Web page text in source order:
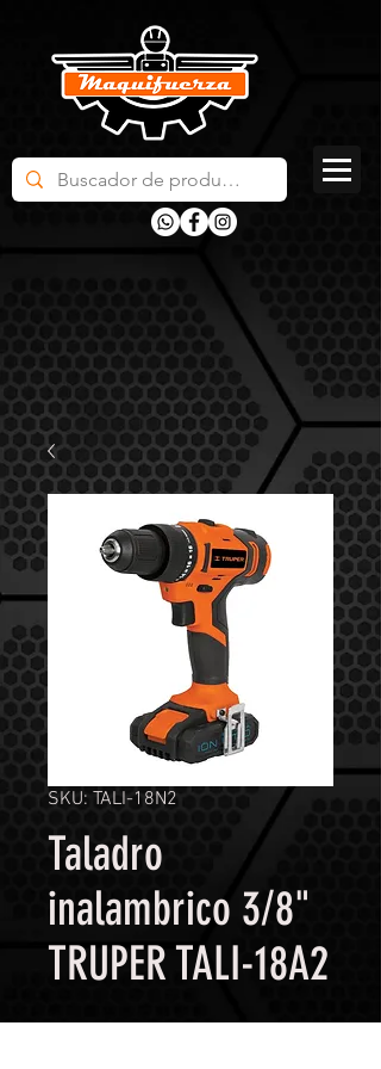
SKU: TALI-18N2
Taladro
inalambrico 3/8"
TRUPER TALI-18A2